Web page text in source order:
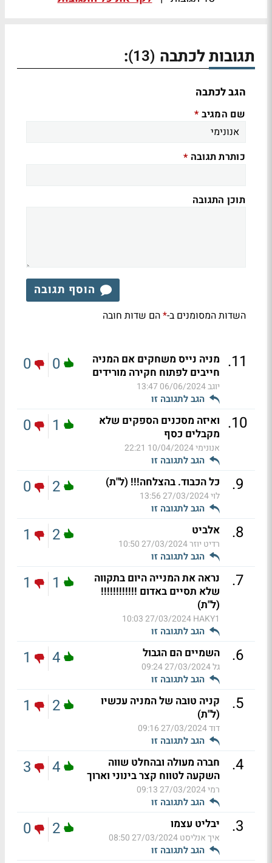
תגובות לכתבה (13)
:
הגב לכתבה
שם המגיב *
כותרת תגובה *
תוכן התגובה
הוסף תגובה
השדות המסומנים ב-*הם שדות חובה
11
. מניה נייס משחקים אם המניה
חייבים לפתוח חקירה מורידים
יוגב06/06/2024 13:47
הגב לתגובה זו
0
0
10
. ואיזה מסכנים הספקים שלא
מקבלים כסף
אנונימי10/04/2024 22:21
הגב לתגובה זו
1
0
9
. כל הכבוד. בהצלחה!!! (ל"ת)
לוי27/03/2024 13:56
הגב לתגובה זו
2
0
8
. אלביט
רדיט יוזר27/03/2024 10:50
הגב לתגובה זו
2
1
7
.
נראה את המנייה היום בתקווה
שלא תסיים באדום !!!!!!!!!!!!
(ל"ת)
HAKY1
27/03/2024 10:03
הגב לתגובה זו
1
1
6
. השמיים הם הגבול
גל27/03/2024 09:24
הגב לתגובה זו
4
1
5
.
קניה טובה של המניה עכשיו
(ל"ת)
דוד27/03/2024 09:16
הגב לתגובה זו
2
1
4
.
חברה מעולה ובהחלט שווה
השקעה לטווח קצר בינוני וארוך
רמי27/03/2024 09:13
הגב לתגובה זו
4
3
3
. יבליט עצמו
איך אנליסט27/03/2024 08:50
הגב לתגובה זו
2
0